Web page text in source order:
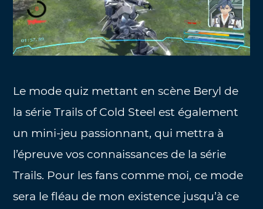
Le mode quiz mettant en scène Beryl de
la série Trails of Cold Steel est également
un mini-jeu passionnant, qui mettra à
l’épreuve vos connaissances de la série
Trails. Pour les fans comme moi, ce mode
sera le fléau de mon existence jusqu’à ce